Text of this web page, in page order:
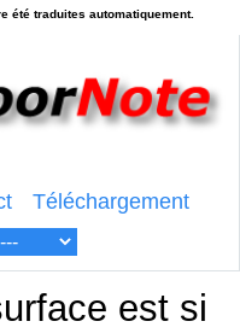
Téléchargement
est si